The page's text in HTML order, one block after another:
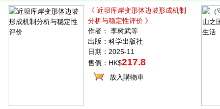
《 近坝库岸变形体边坡形成机制
分析与稳定性评价 》
作者： 李树武等
出版：科学出版社
日期：2025-11
售價：HK$217.8
放入購物車